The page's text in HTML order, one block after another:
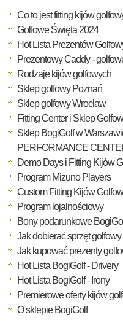
Co to jest fitting kijów
Golfowe Święta 2024
Hot Lista Prezentów
Prezentowy Caddy -
Rodzaje kijów golfowych
Sklep golfowy Poznań
Sklep golfowy Wrocław
Fitting Center i Sklep
Sklep BogiGolf w
PERFORMANCE
Demo Days i Fitting Kijów
Program Mizuno Players
Custom Fitting Kijów
Program lojalnościowy
Bony podarunkowe
Jak dobierać sprzęt golfowy
Jak kupować prezenty
Hot Lista BogiGolf - Drivery
Hot Lista BogiGolf - Irony
Premierowe oferty kijów
O sklepie BogiGolf